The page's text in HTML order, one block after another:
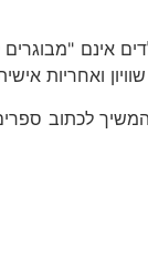
שילדים אינם
ואחריות
לכתוב